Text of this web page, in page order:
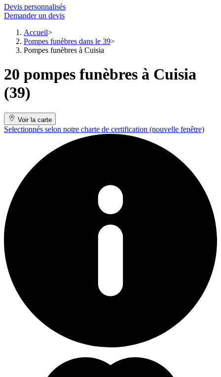
Devis personnalisés
Demander un devis
Accueil
Pompes funèbres dans le 39
Pompes funèbres à Cuisia
20 pompes funèbres à Cuisia
(39)
Voir la carte
Selectionnés selon notre charte de certification (nouvelle fenêtre)